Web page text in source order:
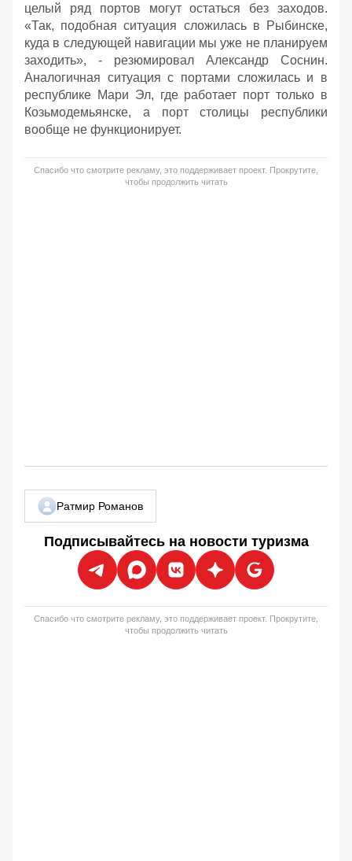
целый ряд портов могут остаться без заходов.
«Так, подобная ситуация сложилась в Рыбинске,
куда в следующей навигации мы уже не планируем
заходить», - резюмировал Александр Соснин.
Аналогичная ситуация с портами сложилась и в
республике Мари Эл, где работает порт только в
Козьмодемьянске, а порт столицы республики
вообще не функционирует.
Спасибо что смотрите рекламу, это поддерживает проект. Прокрутите,
чтобы продолжить читать
Ратмир Романов
Подписывайтесь на новости туризма
Спасибо что смотрите рекламу, это поддерживает проект. Прокрутите,
чтобы продолжить читать